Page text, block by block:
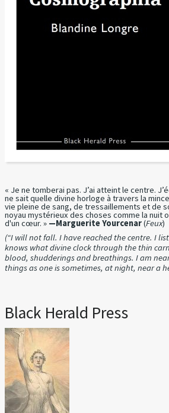
« Je ne tomberai pas. J’ai atteint le centre.
ne sait quelle divine horloge à travers la
vie pleine de sang, de tressaillements et de
noyau mystérieux des choses comme la nuit
d'un cœur. » —Marguerite Yourcenar(Feux)
(“I will not fall. I have reached the centre. I
knows what divine clock through the thin
blood, shudderings and breathings. I am
things as one is sometimes, at night, near a
Black Herald Press